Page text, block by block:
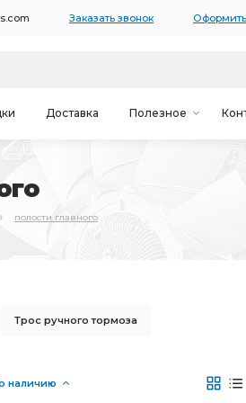
Заказать звонок
Доставка Полезное
полости главного
Трос ручного тормоза
наличию